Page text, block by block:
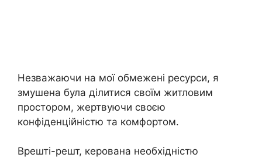
Незважаючи на мої обмежені ресурси, я
змушена була ділитися своїм житловим
простором, жертвуючи своєю
конфіденційністю та комфортом.
Врешті-решт, керована необхідністю